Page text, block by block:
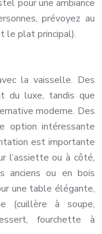
pour une ambiance
prévoyez au
le plat principal).
la vaisselle. Des
du luxe, tandis que
moderne. Des
option intéressante
est importante
l’assiette ou à côté,
anciens ou en bois
une table élégante,
(cuillère à soupe,
fourchette à